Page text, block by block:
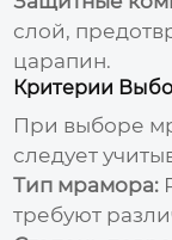
слой,
царапин.
Критерии
При выборе
следует
Тип мрамора:
требуют